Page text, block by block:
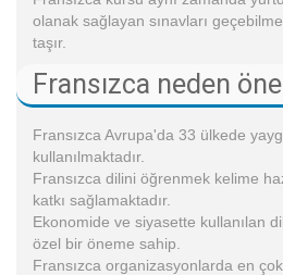
olanak sağlayan sınavları
taşır.
Fransızca neden
Fransızca Avrupa'da 33 ülkede
kullanılmaktadır.
Fransızca dilini öğrenmek kelime
katkı sağlamaktadır.
Ekonomide ve siyasette kullanılan
özel bir öneme sahip.
Fransızca organizasyonlarda en